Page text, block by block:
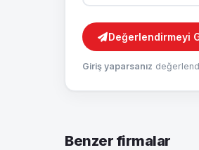
Değerlendirmeyi
Giriş yaparsanız
Benzer firmalar